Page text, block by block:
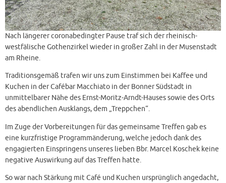
Nach längerer coronabedingter Pause traf sich der rheinisch-
westfälische Gothenzirkel wieder in großer Zahl in der Musenstadt
am Rheine.
Traditionsgemäß trafen wir uns zum Einstimmen bei Kaffee und
Kuchen in der Cafébar Macchiato in der Bonner Südstadt in
unmittelbarer Nähe des Ernst-Moritz-Arndt-Hauses sowie des Orts
des abendlichen Ausklangs, dem „Treppchen“.
Im Zuge der Vorbereitungen für das gemeinsame Treffen gab es
eine kurzfristige Programmänderung, welche jedoch dank des
engagierten Einspringens unseres lieben Bbr. Marcel Koschek keine
negative Auswirkung auf das Treffen hatte.
So war nach Stärkung mit Café und Kuchen ursprünglich angedacht,